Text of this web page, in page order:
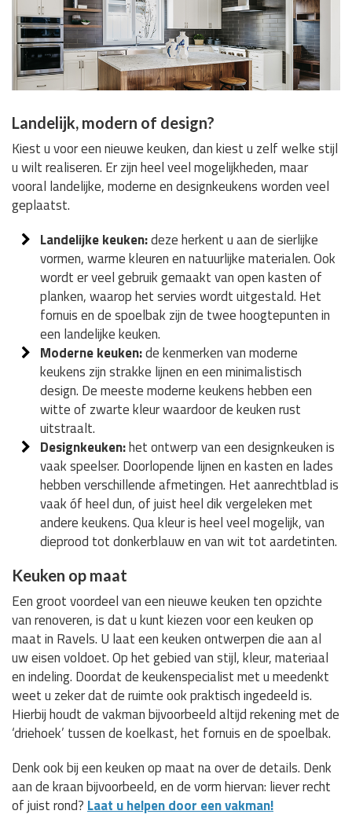
Landelijk, modern of design?
Kiest u voor een nieuwe keuken, dan kiest u zelf welke stijl
u wilt realiseren. Er zijn heel veel mogelijkheden, maar
vooral landelijke, moderne en designkeukens worden veel
geplaatst.
Landelijke keuken:deze herkent u aan de sierlijke
vormen, warme kleuren en natuurlijke materialen. Ook
wordt er veel gebruik gemaakt van open kasten of
planken, waarop het servies wordt uitgestald. Het
fornuis en de spoelbak zijn de twee hoogtepunten in
een landelijke keuken.
Moderne keuken:de kenmerken van moderne
keukens zijn strakke lijnen en een minimalistisch
design. De meeste moderne keukens hebben een
witte of zwarte kleur waardoor de keuken rust
uitstraalt.
Designkeuken:het ontwerp van een designkeuken is
vaak speelser. Doorlopende lijnen en kasten en lades
hebben verschillende afmetingen. Het aanrechtblad is
vaak óf heel dun, of juist heel dik vergeleken met
andere keukens. Qua kleur is heel veel mogelijk, van
dieprood tot donkerblauw en van wit tot aardetinten.
Keuken op maat
Een groot voordeel van een nieuwe keuken ten opzichte
van renoveren, is dat u kunt kiezen voor een keuken op
maat in Ravels. U laat een keuken ontwerpen die aan al
uw eisen voldoet. Op het gebied van stijl, kleur, materiaal
en indeling. Doordat de keukenspecialist met u meedenkt
weet u zeker dat de ruimte ook praktisch ingedeeld is.
Hierbij houdt de vakman bijvoorbeeld altijd rekening met de
‘driehoek’ tussen de koelkast, het fornuis en de spoelbak.
Denk ook bij een keuken op maat na over de details. Denk
aan de kraan bijvoorbeeld, en de vorm hiervan: liever recht
of juist rond? Laat u helpen door een vakman!